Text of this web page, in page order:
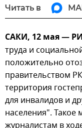
Читать в
САКИ, 12 мая —
труда и
положительно
правительством
территория
для инвалидов и
населения". Такое
журналистам в